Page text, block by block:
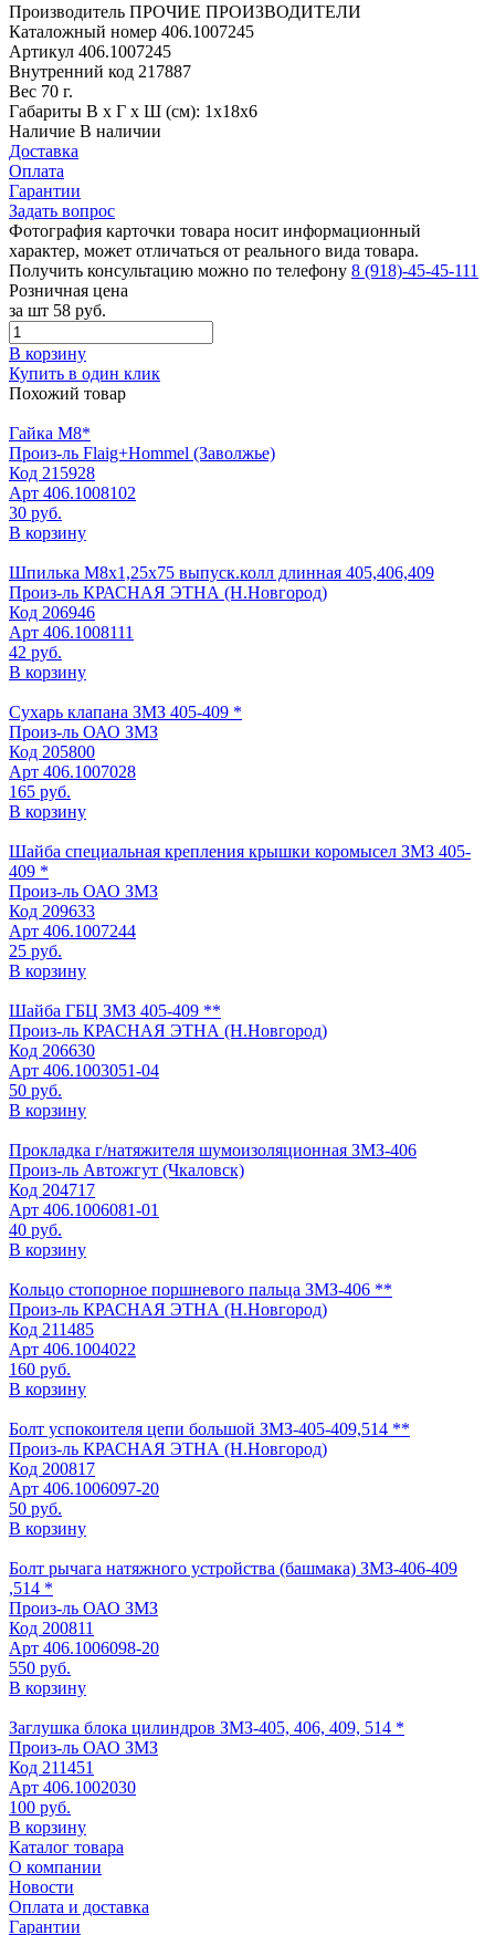
Производитель ПРОЧИЕ ПРОИЗВОДИТЕЛИ
Каталожный номер 406.1007245
Артикул 406.1007245
Внутренний код 217887
Вес 70 г.
Габариты В х Г х Ш (см): 1х18х6
Наличие В наличии
Доставка
Оплата
Гарантии
Задать вопрос
Фотография карточки товара носит информационный
характер, может отличаться от реального вида товара.
Получить консультацию можно по телефону 8 (918)-45-45-111
Розничная цена
за шт 58 руб.
В корзину
Купить в один клик
Похожий товар
Гайка М8*
Произ-ль Flaig+Hommel (Заволжье)
Код 215928
Арт 406.1008102
30 руб.
В корзину
Шпилька М8х1,25х75 выпуск.колл длинная 405,406,409
Произ-ль КРАСНАЯ ЭТНА (Н.Новгород)
Код 206946
Арт 406.1008111
42 руб.
В корзину
Сухарь клапана ЗМЗ 405-409 *
Произ-ль ОАО ЗМЗ
Код 205800
Арт 406.1007028
165 руб.
В корзину
Шайба специальная крепления крышки коромысел ЗМЗ 405-
409 *
Произ-ль ОАО ЗМЗ
Код 209633
Арт 406.1007244
25 руб.
В корзину
Шайба ГБЦ ЗМЗ 405-409 **
Произ-ль КРАСНАЯ ЭТНА (Н.Новгород)
Код 206630
Арт 406.1003051-04
50 руб.
В корзину
Прокладка г/натяжителя шумоизоляционная ЗМЗ-406
Произ-ль Автожгут (Чкаловск)
Код 204717
Арт 406.1006081-01
40 руб.
В корзину
Кольцо стопорное поршневого пальца ЗМЗ-406 **
Произ-ль КРАСНАЯ ЭТНА (Н.Новгород)
Код 211485
Арт 406.1004022
160 руб.
В корзину
Болт успокоителя цепи большой ЗМЗ-405-409,514 **
Произ-ль КРАСНАЯ ЭТНА (Н.Новгород)
Код 200817
Арт 406.1006097-20
50 руб.
В корзину
Болт рычага натяжного устройства (башмака) ЗМЗ-406-409
,514 *
Произ-ль ОАО ЗМЗ
Код 200811
Арт 406.1006098-20
550 руб.
В корзину
Заглушка блока цилиндров ЗМЗ-405, 406, 409, 514 *
Произ-ль ОАО ЗМЗ
Код 211451
Арт 406.1002030
100 руб.
В корзину
Каталог товара
О компании
Новости
Оплата и доставка
Гарантии